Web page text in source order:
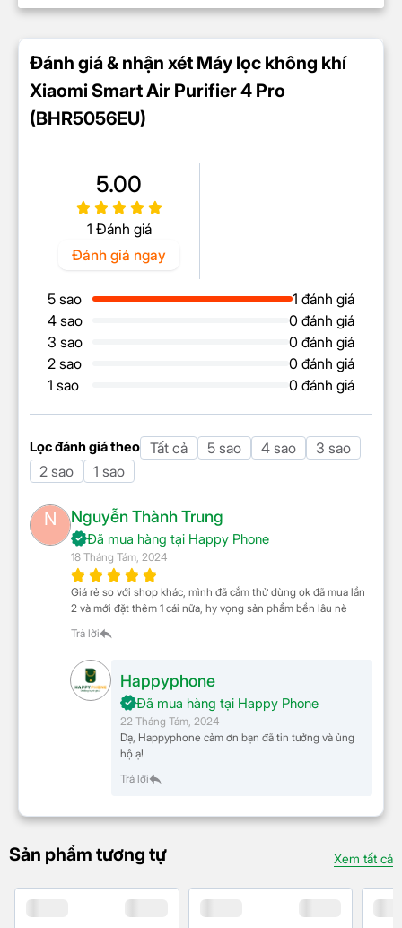
Như một phép màu vô hình, công nghệ lọc tĩnh điện
trong máy không khí Xiaomi tận dụng sức mạnh của
điện tích. Giống như nam châm lôi kéo kim tựa vào
miền "ánh sáng" của không khí, thu hút mọi hạt nhỏ
như một cơn gió nhẹ của phép màu. Bạn sẽ cảm
nhận được sự trong lành ngay trong không gian
xung quanh, nơi mà không khí trở nên thuần khiết và
tinh tế.
Lọc cơ học như một chiếc lưới bảo vệ, không chỉ
chặn mọi bức xạ hại mà còn tạo ra một không gian
trong lành. Những tia sáng của công nghệ này làm
cho không khí trở nên thuần khiết, nơi mà sức sống
và an lành gặp nhau.
Cách sử dụng máy lọc
không khí Xiaomi 4
được tích hợp công nghệ kết nối thông minh bằng
dụng Mi Home. Bạn có thể điều chỉnh chế độ hoạt
động, kiểm soát chất lượng không khí và nhận thông
Đánh giá & nhận xét Máy lọc không khí
Xiaomi Smart Air Purifier 4 Pro
(BHR5056EU)
5.00
1 Đánh giá
Đánh giá ngay
5 sao
1 đánh giá
4 sao
0 đánh giá
3 sao
0 đánh giá
2 sao
0 đánh giá
1 sao
0 đánh giá
Lọc đánh giá theo Tất cả 5 sao 4 sao
3 sao
2 sao
1 sao
N Nguyễn Thành Trung
Đã mua hàng tại Happy Phone
18 Tháng Tám, 2024
Giá rẻ so với shop khác, mình đã cắm thử dùng ok đã mua lần
2 và mới đặt thêm 1 cái nữa, hy vọng sản phẩm bền lâu nè
Trả lời
Happyphone
Đã mua hàng tại Happy Phone
22 Tháng Tám, 2024
Dạ, Happyphone cảm ơn bạn đã tin tưởng và ủng
hộ ạ!
Trả lời
Sản phẩm tương tự Xem tất cả